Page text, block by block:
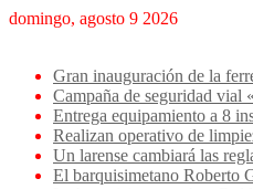
domingo, agosto 9 2026
Gran inauguración de la
Campaña de seguridad vial
Entrega equipamiento a 8
Realizan operativo de
Un larense cambiará las
El barquisimetano Roberto